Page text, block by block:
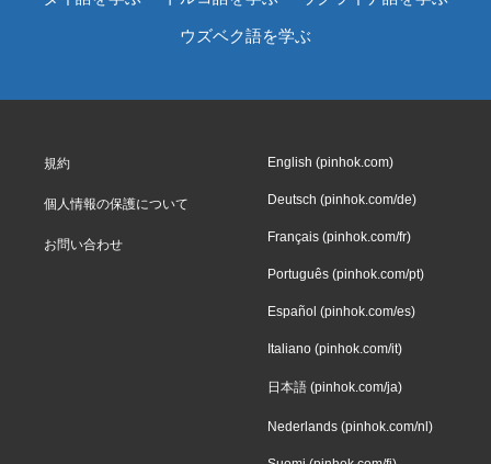
ウズベク語を学ぶ
規約
個人情報の保護について
お問い合わせ
English (pinhok.com)
Deutsch (pinhok.com/de)
Français (pinhok.com/fr)
Português (pinhok.com/pt)
Español (pinhok.com/es)
Italiano (pinhok.com/it)
日本語 (pinhok.com/ja)
Nederlands (pinhok.com/nl)